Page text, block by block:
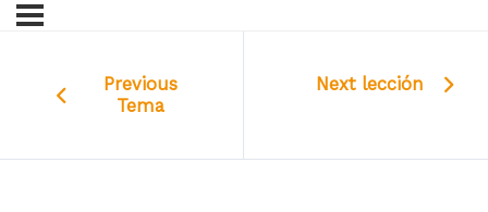
Previous
Tema
Next lección